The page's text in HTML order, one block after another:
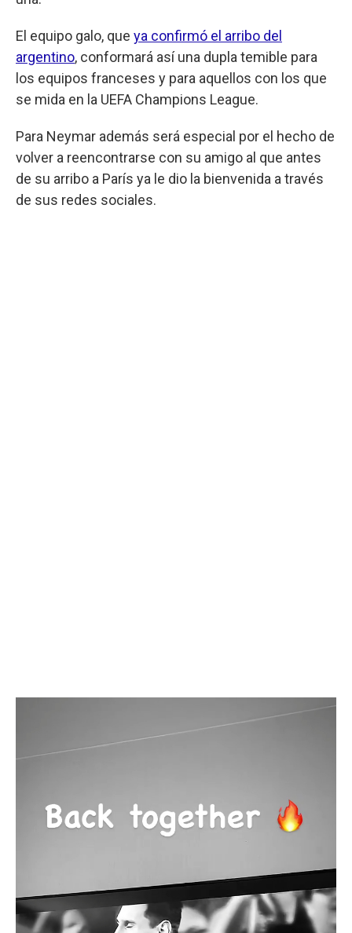
El equipo galo, que ya confirmó el arribo del
argentino, conformará así una dupla temible para
los equipos franceses y para aquellos con los que
se mida en la UEFA Champions League.
Para Neymar además será especial por el hecho de
volver a reencontrarse con su amigo al que antes
de su arribo a París ya le dio la bienvenida a través
de sus redes sociales.